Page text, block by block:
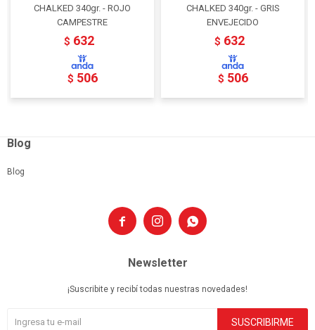
CHALKED 340gr. - ROJO
CAMPESTRE
$ 632
$ 506
CHALKED 340gr. - GRIS
ENVEJECIDO
$ 632
$ 506
  
Blog
Blog
Newsletter
¡Suscribite y recibí todas nuestras novedades!
SUSCRIBIRME